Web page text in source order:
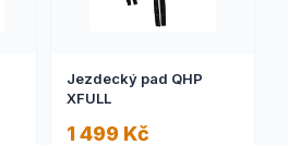
Jezdecký pad QHP
XFULL
1 499 Kč